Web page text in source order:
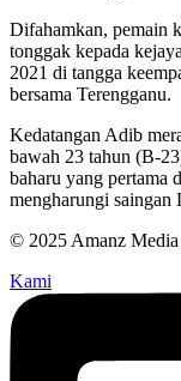
Difahamkan, pemain
tonggak kepada
2021 di tangga
bersama Terengganu.
Kedatangan Adib
bawah 23 tahun (B-
baharu yang pertama
mengharungi
© 2025 Amanz
Kami